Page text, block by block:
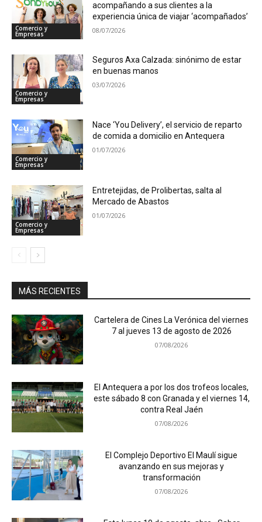
Comercio y
Empresas
acompañando a sus clientes a la
experiencia única de viajar ‘acompañados’
08/07/2026
Comercio y
Empresas
Seguros Axa Calzada: sinónimo de estar
en buenas manos
03/07/2026
Comercio y
Empresas
Nace ‘You Delivery’, el servicio de reparto
de comida a domicilio en Antequera
01/07/2026
Comercio y
Empresas
Entretejidas, de Prolibertas, salta al
Mercado de Abastos
01/07/2026
MÁS RECIENTES
Cartelera de Cines La Verónica del viernes
7 al jueves 13 de agosto de 2026
07/08/2026
El Antequera a por los dos trofeos locales,
este sábado 8 con Granada y el viernes 14,
contra Real Jaén
07/08/2026
El Complejo Deportivo El Maulí sigue
avanzando en sus mejoras y
transformación
07/08/2026